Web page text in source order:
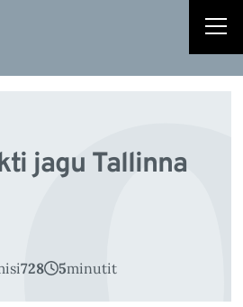
jagu Tallinna
728 5minutit